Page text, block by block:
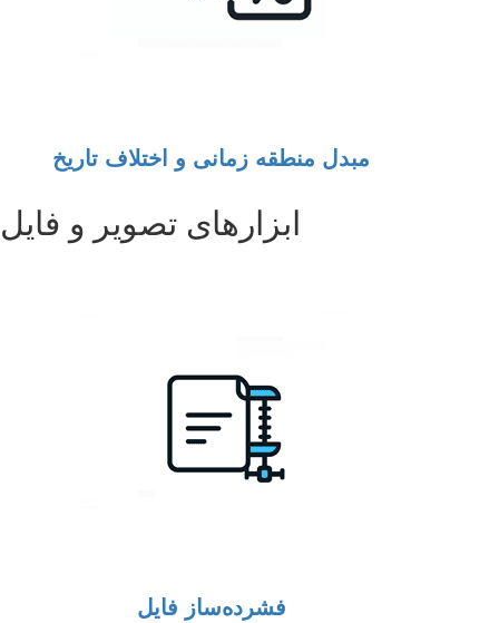
مبدل منطقه زمانی و اختلاف تاریخ
ابزارهای تصویر و فایل
فشرده‌ساز فایل